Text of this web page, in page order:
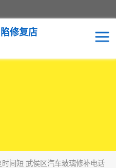
修复店
时间短 武侯区汽车玻璃修补电话